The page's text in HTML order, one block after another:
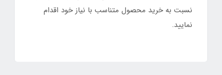
نسبت به خرید محصول متناسب با نیاز خود اقدام
نمایید.